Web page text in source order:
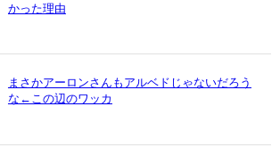
かった理由
まさかアーロンさんもアルベドじゃないだろう
な←この辺のワッカ